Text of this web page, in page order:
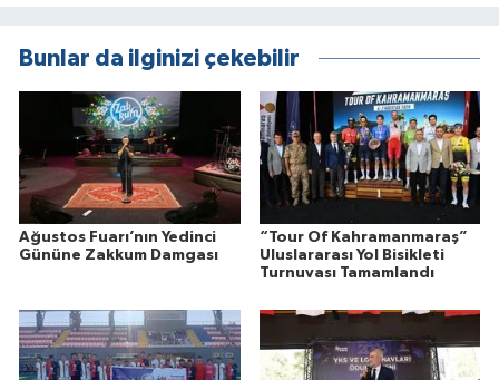
Bunlar da ilginizi çekebilir
Ağustos Fuarı’nın Yedinci
Gününe Zakkum Damgası
“Tour Of Kahramanmaraş”
Uluslararası Yol Bisikleti
Turnuvası Tamamlandı